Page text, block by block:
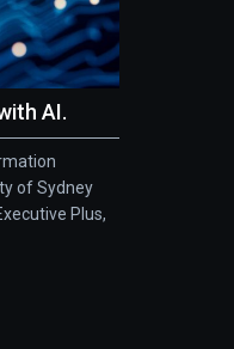
AI.
of Sydney
Plus,